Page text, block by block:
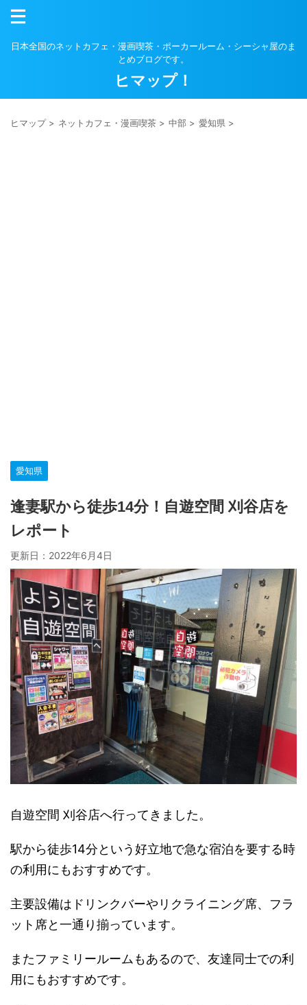
日本全国のネットカフェ・漫画喫茶・ポーカールーム・シーシャ屋のま
とめブログです。
ヒマップ！
ヒマップ> ネットカフェ・漫画喫茶 > 中部 > 愛知県 >
愛知県
逢妻駅から徒歩14分！自遊空間 刈谷店を
レポート
更新日： 2022年6月4日
自遊空間 刈谷店へ行ってきました。
駅から徒歩14分という好立地で急な宿泊を要する時
の利用にもおすすめです。
主要設備はドリンクバーやリクライニング席、フラ
ット席と一通り揃っています。
またファミリールームもあるので、友達同士での利
用にもおすすめです。